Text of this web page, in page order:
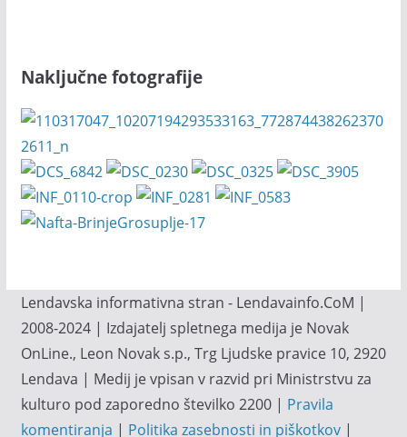
Naključne fotografije
Lendavska informativna stran - Lendavainfo.CoM |
2008-2024 | Izdajatelj spletnega medija je Novak
OnLine., Leon Novak s.p., Trg Ljudske pravice 10, 2920
Lendava | Medij je vpisan v razvid pri Ministrstvu za
kulturo pod zaporedno številko 2200 | Pravila
komentiranja | Politika zasebnosti in piškotkov|